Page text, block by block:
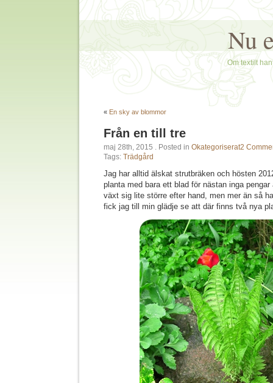
Nu
Om textilt
« En sky av blommor
Från en till tre
maj 28th, 2015 . Posted in Okategoriserat2
Tags: Trädgård
Jag har alltid älskat strutbräken och hösten
planta med bara ett blad för nästan inga
växt sig lite större efter hand, men mer än så
fick jag till min glädje se att där finns två nya